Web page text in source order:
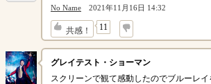
No Name 2021年11月16日 14:32
共感！ 11
↓
グレイテスト・ショーマン
スクリーンで観て感動したのでブルーレ